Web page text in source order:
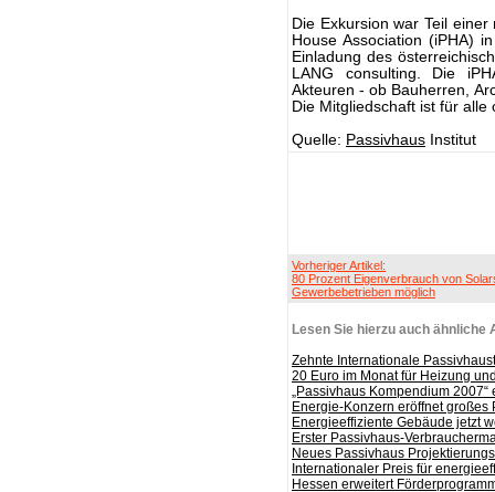
Die Exkursion war Teil
House Association (iPHA)
Einladung des
LANG consulting. Die
Akteuren - ob Bauherren,
Die Mitgliedschaft ist für
Quelle: Passivhaus Institut
Vorheriger Artikel:
80 Prozent Eigenverbrauch von
Gewerbebetrieben möglich
Lesen Sie hierzu auch ähnliche
Zehnte Internationale
20 Euro im Monat für Heizung
„Passivhaus Kompendium 2007“
Energie-Konzern eröffnet
Energieeffiziente Gebäude jetzt
Erster Passivhaus-
Neues Passivhaus
Internationaler Preis für
Hessen erweitert